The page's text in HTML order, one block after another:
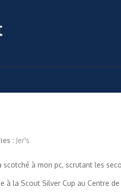
: Jer's
scotché à mon pc, scrutant les
à la Scout Silver Cup au Centre